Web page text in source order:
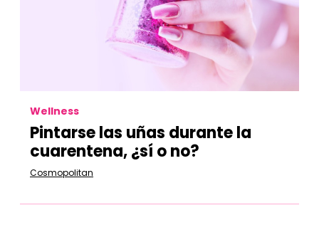
Wellness
Pintarse las uñas durante la
cuarentena, ¿sí o no?
Cosmopolitan